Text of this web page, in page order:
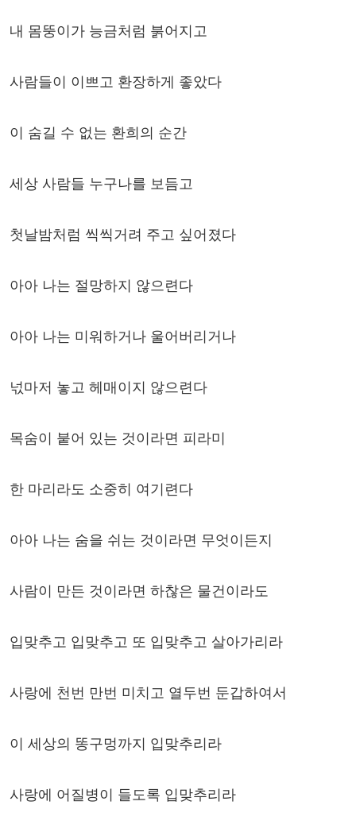
내 몸뚱이가 능금처럼 붉어지고
사람들이 이쁘고 환장하게 좋았다
이 숨길 수 없는 환희의 순간
세상 사람들 누구나를 보듬고
첫날밤처럼 씩씩거려 주고 싶어졌다
아아 나는 절망하지 않으련다
아아 나는 미워하거나 울어버리거나
넋마저 놓고 헤매이지 않으련다
목숨이 붙어 있는 것이라면 피라미
한 마리라도 소중히 여기련다
아아 나는 숨을 쉬는 것이라면 무엇이든지
사람이 만든 것이라면 하찮은 물건이라도
입맞추고 입맞추고 또 입맞추고 살아가리라
사랑에 천번 만번 미치고 열두번 둔갑하여서
이 세상의 똥구멍까지 입맞추리라
사랑에 어질병이 들도록 입맞추리라